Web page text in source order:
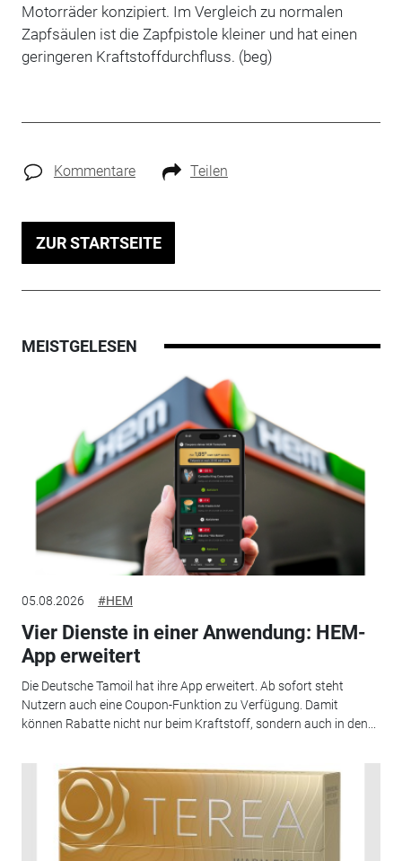
Motorräder konzipiert. Im Vergleich zu normalen
Zapfsäulen ist die Zapfpistole kleiner und hat einen
geringeren Kraftstoffdurchfluss. (beg)
Kommentare Teilen
ZUR STARTSEITE
MEISTGELESEN
05.08.2026 #HEM
Vier Dienste in einer Anwendung: HEM-
App erweitert
Die Deutsche Tamoil hat ihre App erweitert. Ab sofort steht
Nutzern auch eine Coupon-Funktion zu Verfügung. Damit
können Rabatte nicht nur beim Kraftstoff, sondern auch in den...